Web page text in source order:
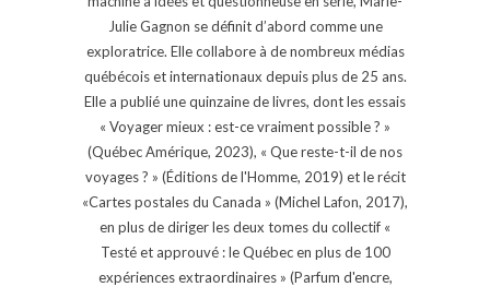
Julie Gagnon se définit d’abord comme une
exploratrice. Elle collabore à de nombreux médias
québécois et internationaux depuis plus de 25 ans.
Elle a publié une quinzaine de livres, dont les essais
« Voyager mieux : est-ce vraiment possible ? »
(Québec Amérique, 2023), « Que reste-t-il de nos
voyages ? » (Éditions de l'Homme, 2019) et le récit
«Cartes postales du Canada » (Michel Lafon, 2017),
en plus de diriger les deux tomes du collectif «
Testé et approuvé : le Québec en plus de 100
expériences extraordinaires » (Parfum d'encre,